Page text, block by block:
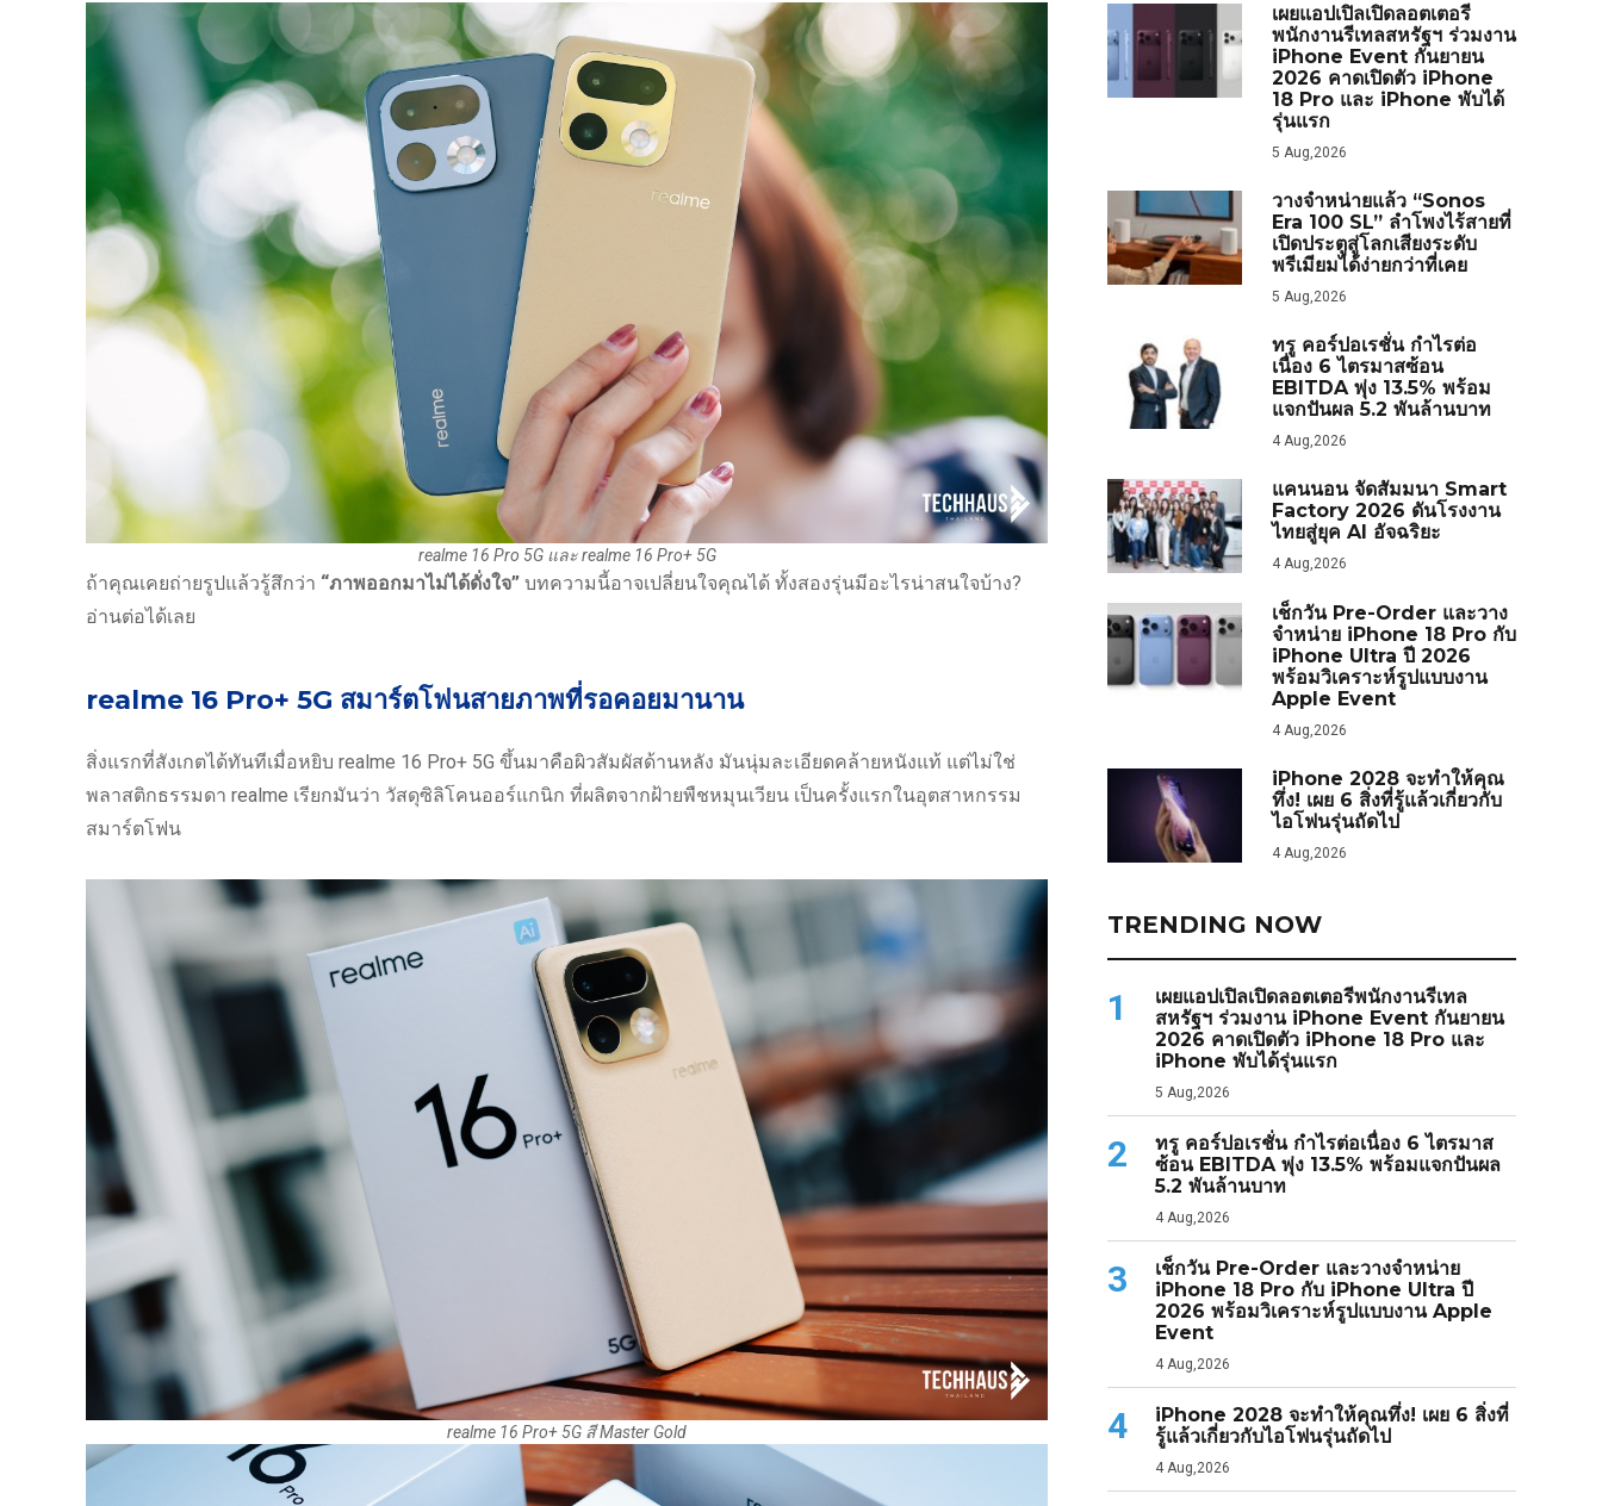
realme 16 Pro 5G และ realme 16 Pro+ 5G
ถ้าคุณเคยถ่ายรูปแล้วรู้สึกว่า “ภาพออกมาไม่ได้ดั่งใจ” บทความนี้อาจเปลี่ยนใจคุณได้ ทั้งสองรุ่นมีอะไรน่าสนใจบ้าง?
อ่านต่อได้เลย
realme 16 Pro+ 5G สมาร์ตโฟนสายภาพที่รอคอยมานาน
สิ่งแรกที่สังเกตได้ทันทีเมื่อหยิบ realme 16 Pro+ 5G ขึ้นมาคือผิวสัมผัสด้านหลัง มันนุ่มละเอียดคล้ายหนังแท้ แต่ไม่ใช่
พลาสติกธรรมดา realme เรียกมันว่า วัสดุซิลิโคนออร์แกนิก ที่ผลิตจากฝ้ายพืชหมุนเวียน เป็นครั้งแรกในอุตสาหกรรม
สมาร์ตโฟน
realme 16 Pro+ 5G สี Master Gold
เผยแอปเปิลเปิดลอตเตอรี
พนักงานรีเทลสหรัฐฯ ร่วมงาน
iPhone Event กันยายน
2026 คาดเปิดตัว iPhone
18 Pro และ iPhone พับได้
รุ่นแรก
5 Aug,2026
วางจำหน่ายแล้ว “Sonos
Era 100 SL” ลำโพงไร้สายที่
เปิดประตูสู่โลกเสียงระดับ
พรีเมียมได้ง่ายกว่าที่เคย
5 Aug,2026
ทรู คอร์ปอเรชั่น กำไรต่อ
เนื่อง 6 ไตรมาสซ้อน
EBITDA พุ่ง 13.5% พร้อม
แจกปันผล 5.2 พันล้านบาท
4 Aug,2026
แคนนอน จัดสัมมนา Smart
Factory 2026 ดันโรงงาน
ไทยสู่ยุค AI อัจฉริยะ
4 Aug,2026
เช็กวัน Pre-Order และวาง
จำหน่าย iPhone 18 Pro กับ
iPhone Ultra ปี 2026
พร้อมวิเคราะห์รูปแบบงาน
Apple Event
4 Aug,2026
iPhone 2028 จะทำให้คุณ
ทึ่ง! เผย 6 สิ่งที่รู้แล้วเกี่ยวกับ
ไอโฟนรุ่นถัดไป
4 Aug,2026
TRENDING NOW
1
เผยแอปเปิลเปิดลอตเตอรีพนักงานรีเทล
สหรัฐฯ ร่วมงาน iPhone Event กันยายน
2026 คาดเปิดตัว iPhone 18 Pro และ
iPhone พับได้รุ่นแรก
5 Aug,2026
2
ทรู คอร์ปอเรชั่น กำไรต่อเนื่อง 6 ไตรมาส
ซ้อน EBITDA พุ่ง 13.5% พร้อมแจกปันผล
5.2 พันล้านบาท
4 Aug,2026
3
เช็กวัน Pre-Order และวางจำหน่าย
iPhone 18 Pro กับ iPhone Ultra ปี
2026 พร้อมวิเคราะห์รูปแบบงาน Apple
Event
4 Aug,2026
4
iPhone 2028 จะทำให้คุณทึ่ง! เผย 6 สิ่งที่
รู้แล้วเกี่ยวกับไอโฟนรุ่นถัดไป
4 Aug,2026